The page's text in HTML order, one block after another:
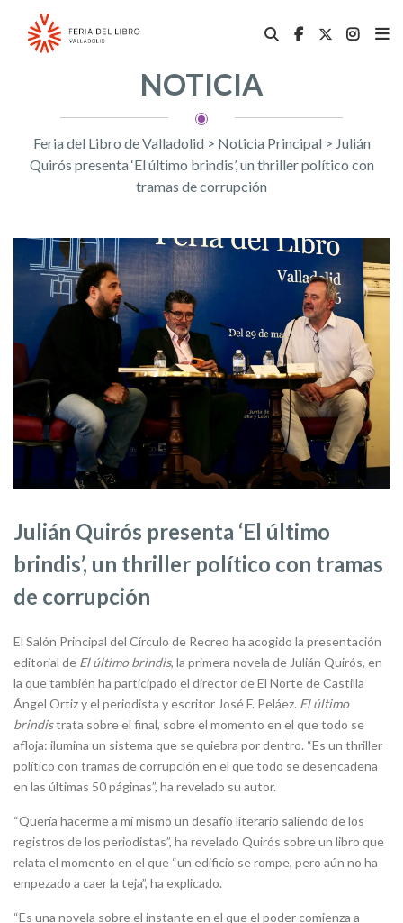
NOTICIA
Feria del Libro de Valladolid > Noticia Principal > Julián
Quirós presenta ‘El último brindis’, un thriller político con
tramas de corrupción
Julián Quirós presenta ‘El último
brindis’, un thriller político con tramas
de corrupción
El Salón Principal del Círculo de Recreo ha acogido la presentación
editorial de El último brindis, la primera novela de Julián Quirós, en
la que también ha participado el director de El Norte de Castilla
Ángel Ortiz y el periodista y escritor José F. Peláez. El último
brindistrata sobre el final, sobre el momento en el que todo se
afloja: ilumina un sistema que se quiebra por dentro. “Es un thriller
político con tramas de corrupción en el que todo se desencadena
en las últimas 50 páginas”, ha revelado su autor.
“Quería hacerme a mí mismo un desafío literario saliendo de los
registros de los periodistas”, ha revelado Quirós sobre un libro que
relata el momento en el que “un edificio se rompe, pero aún no ha
empezado a caer la teja”, ha explicado.
“Es una novela sobre el instante en el que el poder comienza a